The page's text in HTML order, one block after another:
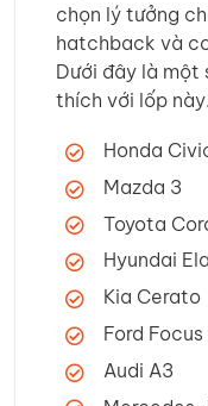
chọn lý tưởng
hatchback và
Dưới đây là một
thích với lốp này.
Honda
Mazda 3
Toyota
Hyundai
Kia Cerato
Ford Focus
Audi A3